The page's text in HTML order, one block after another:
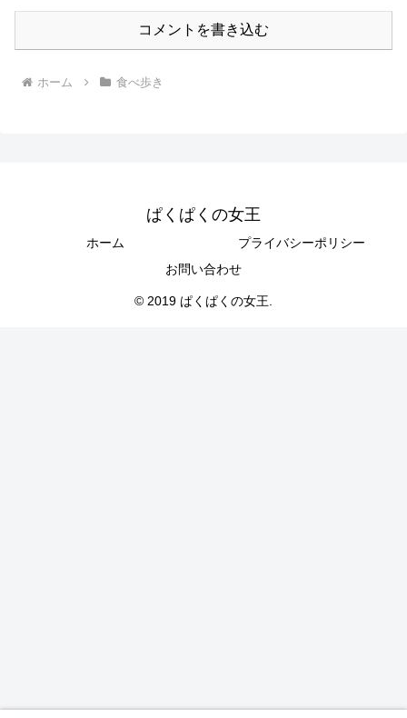
コメントを書き込む
ホーム 食べ歩き
ぱくぱくの女王
ホーム
プライバシーポリシー
お問い合わせ
© 2019 ぱくぱくの女王.